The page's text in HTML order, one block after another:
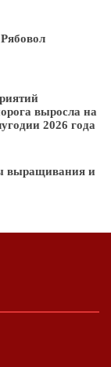
выросла на
2026 года
выращивания и